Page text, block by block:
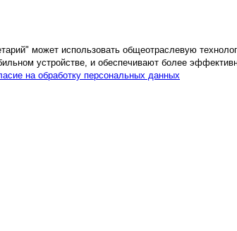
может использовать общеотраслевую
устройстве, и обеспечивают более
на обработку персональных данных